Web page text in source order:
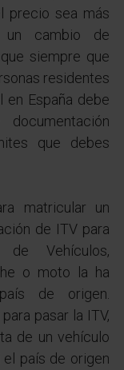
precio sea más
cambio de
siempre que
residentes
España debe
que debes
matricular un
de ITV para
Vehículos,
o moto la ha
de origen.
pasar la ITV,
de un vehículo
país de origen